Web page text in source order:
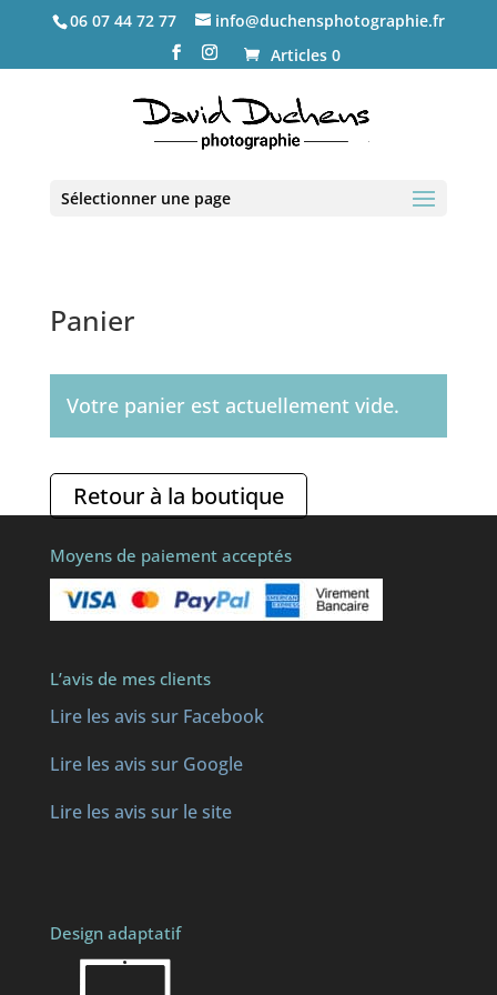
06 07 44 72 77
info@duchensphotographie.fr
Articles 0
Sélectionner une page
Panier
Votre panier est actuellement vide.
Retour à la boutique
Moyens de paiement acceptés
L’avis de mes clients
Lire les avis sur Facebook
Lire les avis sur Google
Lire les avis sur le site
Design adaptatif